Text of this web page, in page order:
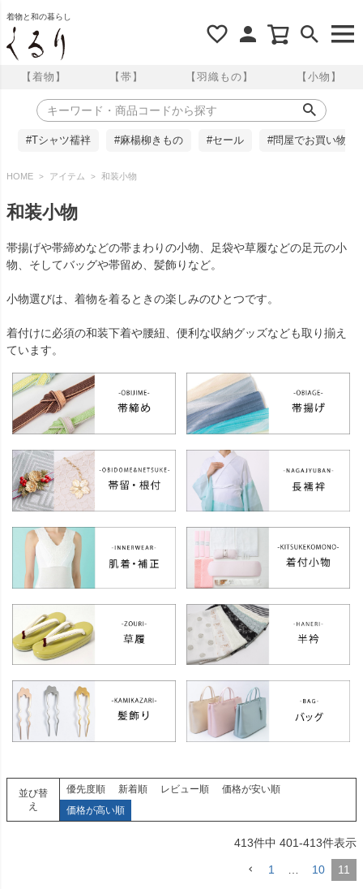
着物と和の暮らし
【着物】 【帯】 【羽織もの】 【小物】
#Tシャツ襦袢 #麻楊柳きもの #セール #問屋でお買い物
HOME アイテム 和装小物
和装小物
帯揚げや帯締めなどの帯まわりの小物、足袋や草履などの足元の小
物、そしてバッグや帯留め、髪飾りなど。
小物選びは、着物を着るときの楽しみのひとつです。
着付けに必須の和装下着や腰紐、便利な収納グッズなども取り揃え
ています。
並び替
え
優先度順 新着順 レビュー順
価格が安い順
価格が高い順
413件中 401-413件表示
1 10 11